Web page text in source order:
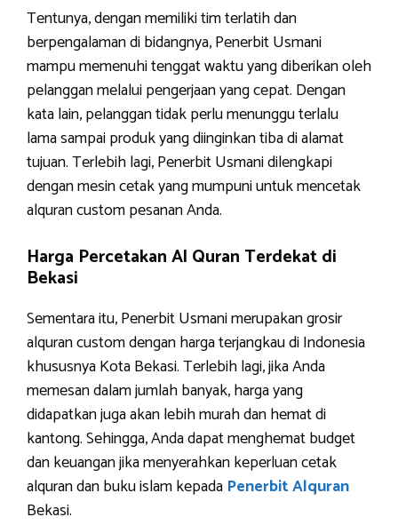
Tentunya, dengan memiliki tim terlatih dan
berpengalaman di bidangnya, Penerbit Usmani
mampu memenuhi tenggat waktu yang diberikan oleh
pelanggan melalui pengerjaan yang cepat. Dengan
kata lain, pelanggan tidak perlu menunggu terlalu
lama sampai produk yang diinginkan tiba di alamat
tujuan. Terlebih lagi, Penerbit Usmani dilengkapi
dengan mesin cetak yang mumpuni untuk mencetak
alquran custom pesanan Anda.
Harga Percetakan Al Quran Terdekat di
Bekasi
Sementara itu, Penerbit Usmani merupakan grosir
alquran custom dengan harga terjangkau di Indonesia
khususnya Kota Bekasi. Terlebih lagi, jika Anda
memesan dalam jumlah banyak, harga yang
didapatkan juga akan lebih murah dan hemat di
kantong. Sehingga, Anda dapat menghemat budget
dan keuangan jika menyerahkan keperluan cetak
alquran dan buku islam kepada Penerbit Alquran
Bekasi.